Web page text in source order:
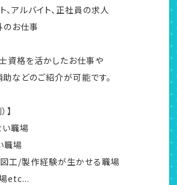
、アルバイト、正社員の求人
のお仕事
資格を活かしたお仕事や
などのご紹介が可能です。
】
い職場
職場
図工/製作経験が生かせる職場
etc...